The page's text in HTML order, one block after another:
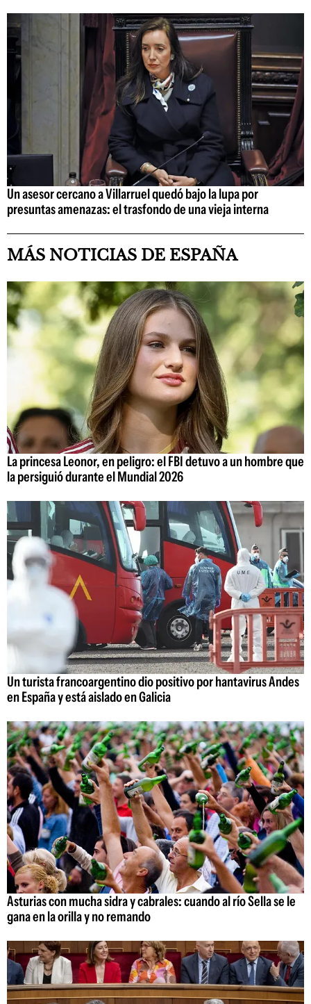
Un asesor cercano a Villarruel quedó bajo la lupa por
presuntas amenazas: el trasfondo de una vieja interna
MÁS NOTICIAS DE ESPAÑA
La princesa Leonor, en peligro: el FBI detuvo a un hombre que
la persiguió durante el Mundial 2026
Un turista francoargentino dio positivo por hantavirus Andes
en España y está aislado en Galicia
Asturias con mucha sidra y cabrales: cuando al río Sella se le
gana en la orilla y no remando